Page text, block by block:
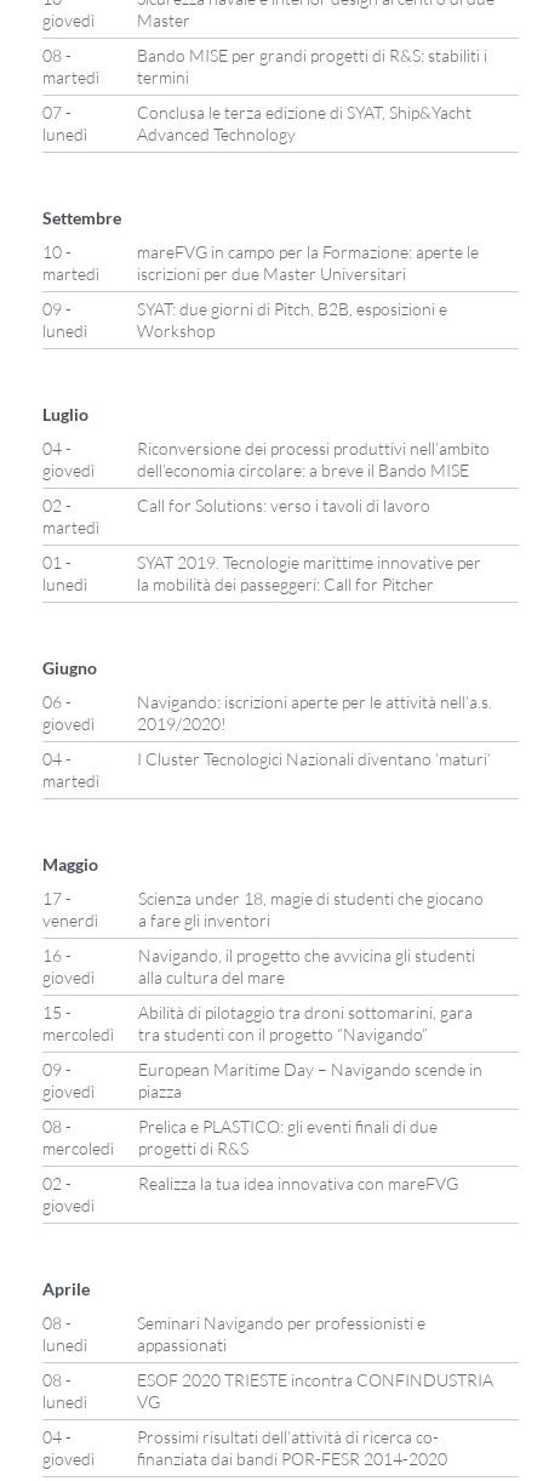
giovedì
Master
08 -
martedì
Bando MISE per grandi progetti di R&S: stabiliti i
termini
07 -
lunedì
Conclusa le terza edizione di SYAT, Ship&Yacht
Advanced Technology
Settembre
10 -
martedì
mareFVG in campo per la Formazione: aperte le
iscrizioni per due Master Universitari
09 -
lunedì
SYAT: due giorni di Pitch, B2B, esposizioni e
Workshop
Luglio
04 -
giovedì
Riconversione dei processi produttivi nell’ambito
dell’economia circolare: a breve il Bando MISE
02 -
martedì
Call for Solutions: verso i tavoli di lavoro
01 -
lunedì
SYAT 2019. Tecnologie marittime innovative per
la mobilità dei passeggeri: Call for Pitcher
Giugno
06 -
giovedì
Navigando: iscrizioni aperte per le attività nell’a.s.
2019/2020!
04 -
martedì
I Cluster Tecnologici Nazionali diventano ‘maturi’
Maggio
17 -
venerdì
Scienza under 18, magie di studenti che giocano
a fare gli inventori
16 -
giovedì
Navigando, il progetto che avvicina gli studenti
alla cultura del mare
15 -
mercoledì
Abilità di pilotaggio tra droni sottomarini, gara
tra studenti con il progetto “Navigando”
09 -
giovedì
European Maritime Day – Navigando scende in
piazza
08 -
mercoledì
Prelica e PLASTICO: gli eventi finali di due
progetti di R&S
02 -
giovedì
Realizza la tua idea innovativa con mareFVG
Aprile
08 -
lunedì
Seminari Navigando per professionisti e
appassionati
08 -
lunedì
ESOF 2020 TRIESTE incontra CONFINDUSTRIA
VG
04 -
giovedì
Prossimi risultati dell’attività di ricerca co-
finanziata dai bandi POR-FESR 2014-2020